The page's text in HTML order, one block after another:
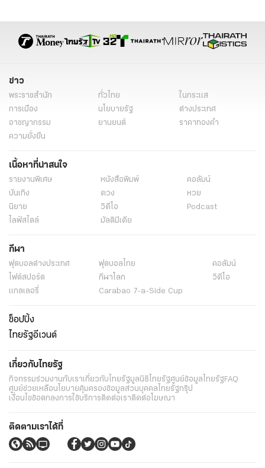
ข่าว
พระราชสำนัก ทั่วไทย
ในกระแส
การเมือง
นโยบายรัฐ
ต่างประเทศ
อาชญากรรม
ยานยนต์
ราคาทองคำ
ความยั่งยืน
เนื้อหาที่น่าสนใจ
รายงานพิเศษ หนังสือพิมพ์
คอลัมน์
บันเทิง
ดวง
หวย
นิยาย
วิดีโอ
Podcast
ไลฟ์สไตล์
มัลติมีเดีย
กีฬา
ฟุตบอลต่่างประเทศ ฟุตบอลไทย
คอลัมน์
ไฟต์สปอร์ต
กีฬาโลก
วิดีโอ
แกลเลอรี่
Carabao 7-a-Side Cup
ช็อปปิ้ง
ไทยรัฐอีเวนต์
เกี่ยวกับไทยรัฐ
กิจกรรมร่วมงานกับเราเกี่ยวกับไทยรัฐมูลนิธิไทยรัฐศูนย์ข้อมูลไทยรัฐFAQ
ศูนย์ช่วยเหลือนโยบายคุ้มครองข้อมูลส่วนบุคคลไทยรัฐกรุ๊ป
เงื่อนไขข้อตกลงการใช้บริการติดต่อเราติดต่อโฆษณา
ติดตามเราได้ที่